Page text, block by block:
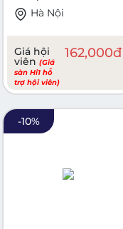
Hà Nội
Giá hội
viên (Giá
sàn Hi1 hỗ
trợ hội viên)
162,000đ
-10%